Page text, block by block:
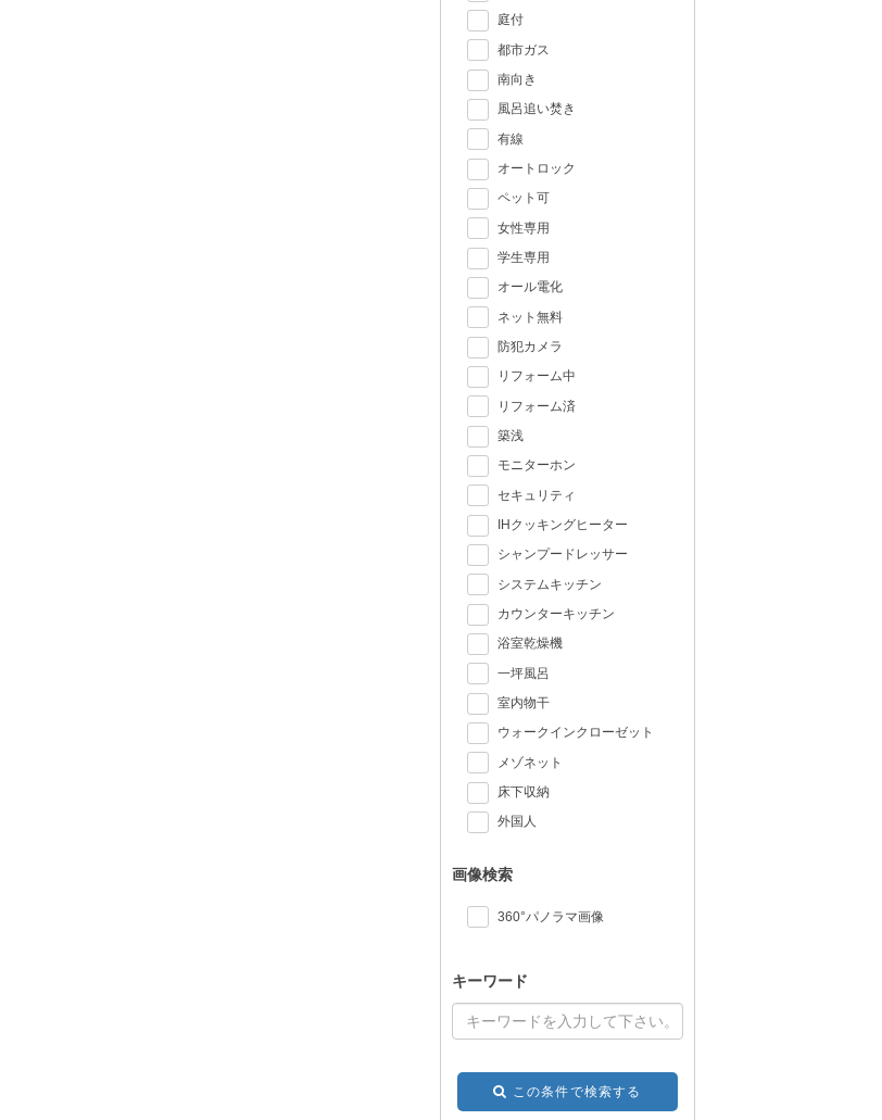
庭付
都市ガス
南向き
風呂追い焚き
有線
オートロック
ペット可
女性専用
学生専用
オール電化
ネット無料
防犯カメラ
リフォーム中
リフォーム済
築浅
モニターホン
セキュリティ
IHクッキングヒーター
シャンプードレッサー
システムキッチン
カウンターキッチン
浴室乾燥機
一坪風呂
室内物干
ウォークインクローゼット
メゾネット
床下収納
外国人
画像検索
360°パノラマ画像
キーワード
この条件で検索する